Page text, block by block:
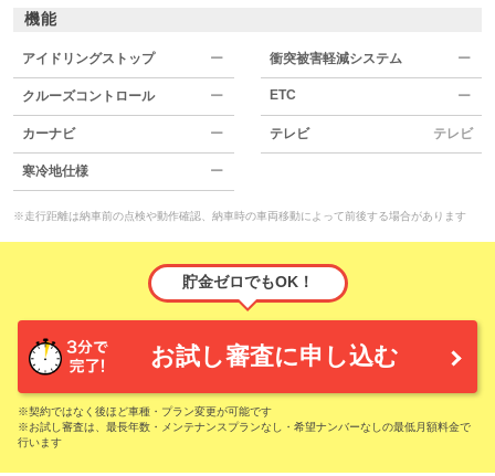
機能
アイドリングストップ ー 衝突被害軽減システム ー
クルーズコントロール ー ETC ー
カーナビ ー テレビ テレビ
寒冷地仕様 ー
※走行距離は納車前の点検や動作確認、納車時の車両移動によって前後する場合があります
貯金ゼロでもOK！
お試し審査に申し込む
※契約ではなく後ほど車種・プラン変更が可能です
※お試し審査は、最長年数・メンテナンスプランなし・希望ナンバーなしの最低月額料金で
行います